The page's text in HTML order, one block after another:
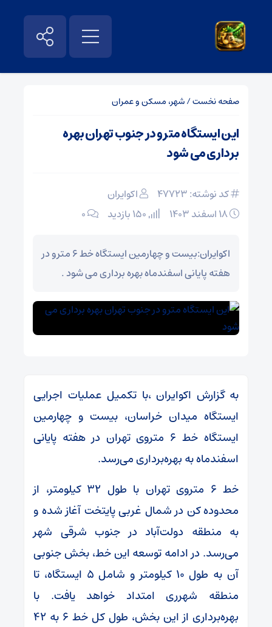
صفحه نخست/شهر، مسکن و عمران
این ایستگاه مترو در جنوب تهران بهره
برداری می شود
کد نوشته: 47723
اکوایران
۰
اکوایران:‌بیست و چهارمین ایستگاه خط ۶ مترو در
هفته پایانی اسفندماه بهره برداری می شود .
به گزارش اکوایران ،با تکمیل عملیات اجرایی
ایستگاه میدان خراسان، بیست و چهارمین
ایستگاه خط ۶ متروی تهران در هفته پایانی
اسفندماه به بهره‌برداری می‌رسد.
خط ۶ متروی تهران با طول ۳۲ کیلومتر، از
محدوده کن در شمال غربی پایتخت آغاز شده و
به منطقه دولت‌آباد در جنوب شرقی شهر
می‌رسد. در ادامه توسعه این خط، بخش جنوبی
آن به طول ۱۰ کیلومتر و شامل ۵ ایستگاه، تا
منطقه شهرری امتداد خواهد یافت. با
بهره‌برداری از این بخش، طول کل خط ۶ به ۴۲